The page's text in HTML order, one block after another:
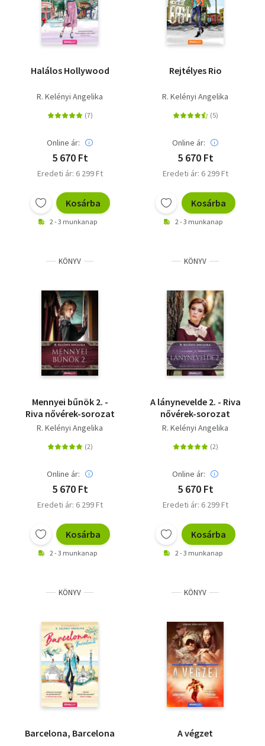
Halálos Hollywood
R. Kelényi Angelika
Online ár:
5 670 Ft
Eredeti ár: 6 299 Ft
Kosárba
2 - 3 munkanap
Rejtélyes Rio
R. Kelényi Angelika
Online ár:
5 670 Ft
Eredeti ár: 6 299 Ft
Kosárba
2 - 3 munkanap
KÖNYV
Mennyei bűnök 2. -
Riva nővérek-sorozat
R. Kelényi Angelika
Online ár:
5 670 Ft
Eredeti ár: 6 299 Ft
Kosárba
2 - 3 munkanap
KÖNYV
A lánynevelde 2. - Riva
nővérek-sorozat
R. Kelényi Angelika
Online ár:
5 670 Ft
Eredeti ár: 6 299 Ft
Kosárba
2 - 3 munkanap
KÖNYV
Barcelona, Barcelona
KÖNYV
A végzet